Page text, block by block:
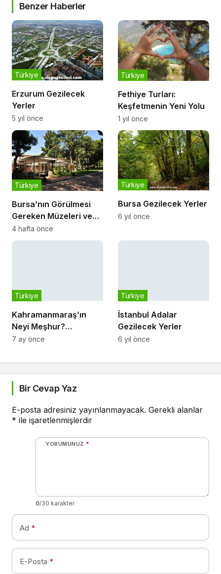
Benzer Haberler
Erzurum Gezilecek
Yerler
Türkiye
5 yıl önce
Fethiye Turları:
Keşfetmenin Yeni Yolu
Türkiye
1 yıl önce
Bursa’nın Görülmesi
Gereken Müzeleri ve
Kültürel Durakları
Türkiye
4 hafta önce
Bursa Gezilecek Yerler
Türkiye
6 yıl önce
Neyi Meşhur?
Kahramanmaraş’tan
Ne Alınır?
7 ay önce
İstanbul Adalar
Gezilecek Yerler
Türkiye
6 yıl önce
Bir Cevap Yaz
E-posta adresiniz yayınlanmayacak. Gerekli alanlar
* ile işaretlenmişlerdir
YORUMUNUZ *
0/30 karakter
Ad *
E-Posta *